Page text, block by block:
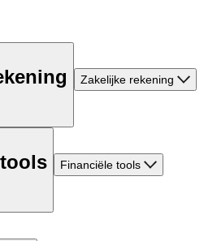
Zakelijke rekening
Financiële tools